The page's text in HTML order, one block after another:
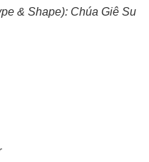
& Shape): Chúa Giê Su